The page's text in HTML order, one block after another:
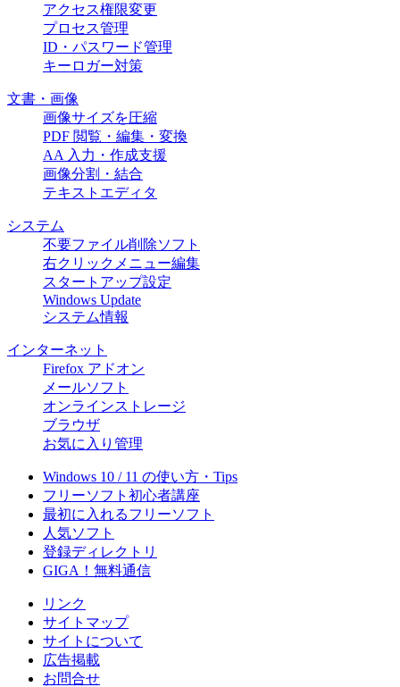
アクセス権限変更
プロセス管理
ID・パスワード管理
キーロガー対策
文書・画像
画像サイズを圧縮
PDF 閲覧・編集・変換
AA 入力・作成支援
画像分割・結合
テキストエディタ
システム
不要ファイル削除ソフト
右クリックメニュー編集
スタートアップ設定
Windows Update
システム情報
インターネット
Firefox アドオン
メールソフト
オンラインストレージ
ブラウザ
お気に入り管理
Windows 10 / 11 の使い方・Tips
フリーソフト初心者講座
最初に入れるフリーソフト
人気ソフト
登録ディレクトリ
GIGA！無料通信
リンク
サイトマップ
サイトについて
広告掲載
お問合せ